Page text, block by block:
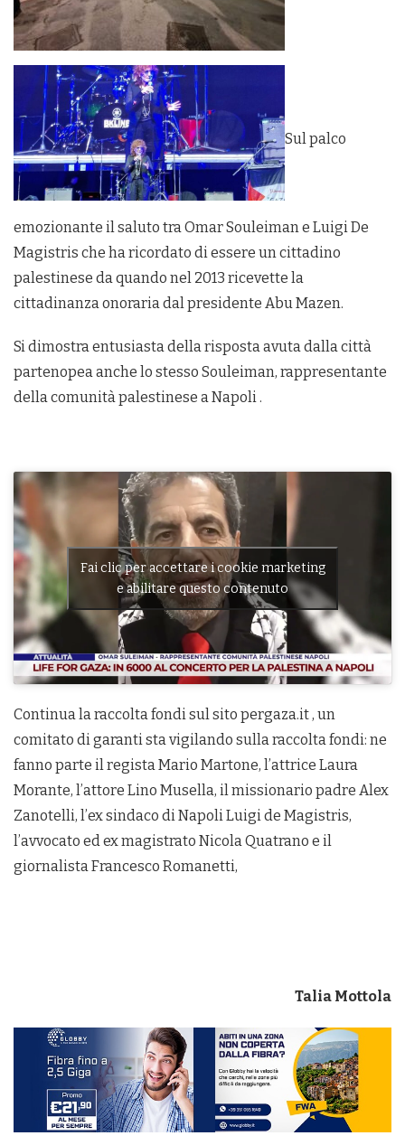
Sul palco
emozionante il saluto tra Omar Souleiman e Luigi De
Magistris che ha ricordato di essere un cittadino
palestinese da quando nel 2013 ricevette la
cittadinanza onoraria dal presidente Abu Mazen.
Si dimostra entusiasta della risposta avuta dalla città
partenopea anche lo stesso Souleiman, rappresentante
della comunità palestinese a Napoli .
Fai clic per accettare i cookie marketing
e abilitare questo contenuto
Continua la raccolta fondi sul sito pergaza.it , un
comitato di garanti sta vigilando sulla raccolta fondi: ne
fanno parte il regista Mario Martone, l’attrice Laura
Morante, l’attore Lino Musella, il missionario padre Alex
Zanotelli, l’ex sindaco di Napoli Luigi de Magistris,
l’avvocato ed ex magistrato Nicola Quatrano e il
giornalista Francesco Romanetti,
Talia Mottola